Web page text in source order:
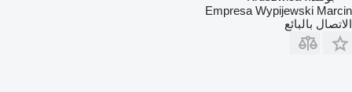
Empresa Wypijewski Marcin
الاتصال بالبائع